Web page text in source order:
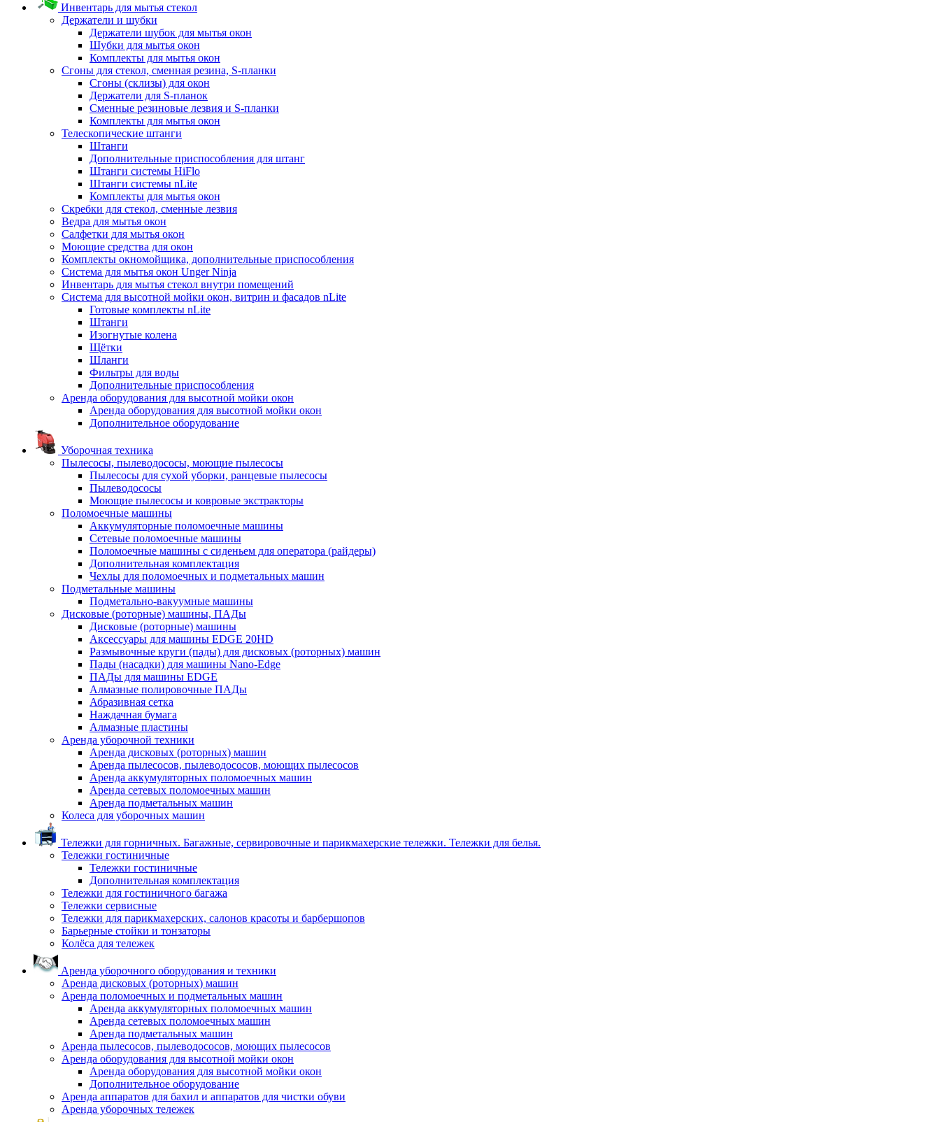
Инвентарь для мытья стекол
Держатели и шубки
Держатели шубок для мытья окон
Шубки для мытья окон
Комплекты для мытья окон
Сгоны для стекол, сменная резина, S-планки
Сгоны (склизы) для окон
Держатели для S-планок
Сменные резиновые лезвия и S-планки
Комплекты для мытья окон
Телескопические штанги
Штанги
Дополнительные приспособления для штанг
Штанги системы HiFlo
Штанги системы nLite
Комплекты для мытья окон
Скребки для стекол, сменные лезвия
Ведра для мытья окон
Салфетки для мытья окон
Моющие средства для окон
Комплекты окномойщика, дополнительные приспособления
Система для мытья окон Unger Ninja
Инвентарь для мытья стекол внутри помещений
Система для высотной мойки окон, витрин и фасадов nLite
Готовые комплекты nLite
Штанги
Изогнутые колена
Щётки
Шланги
Фильтры для воды
Дополнительные приспособления
Аренда оборудования для высотной мойки окон
Аренда оборудования для высотной мойки окон
Дополнительное оборудование
Уборочная техника
Пылесосы, пылеводососы, моющие пылесосы
Пылесосы для сухой уборки, ранцевые пылесосы
Пылеводососы
Моющие пылесосы и ковровые экстракторы
Поломоечные машины
Аккумуляторные поломоечные машины
Сетевые поломоечные машины
Поломоечные машины с сиденьем для оператора (райдеры)
Дополнительная комплектация
Чехлы для поломоечных и подметальных машин
Подметальные машины
Подметально-вакуумные машины
Дисковые (роторные) машины, ПАДы
Дисковые (роторные) машины
Аксессуары для машины EDGE 20HD
Размывочные круги (пады) для дисковых (роторных) машин
Пады (насадки) для машины Nano-Edge
ПАДы для машины EDGE
Алмазные полировочные ПАДы
Абразивная сетка
Наждачная бумага
Алмазные пластины
Аренда уборочной техники
Аренда дисковых (роторных) машин
Аренда пылесосов, пылеводососов, моющих пылесосов
Аренда аккумуляторных поломоечных машин
Аренда сетевых поломоечных машин
Аренда подметальных машин
Колеса для уборочных машин
Тележки для горничных. Багажные, сервировочные и парикмахерские тележки. Тележки для белья.
Тележки гостиничные
Тележки гостиничные
Дополнительная комплектация
Тележки для гостиничного багажа
Тележки сервисные
Тележки для парикмахерских, салонов красоты и барбершопов
Барьерные стойки и тонзаторы
Колёса для тележек
Аренда уборочного оборудования и техники
Аренда дисковых (роторных) машин
Аренда поломоечных и подметальных машин
Аренда аккумуляторных поломоечных машин
Аренда сетевых поломоечных машин
Аренда подметальных машин
Аренда пылесосов, пылеводососов, моющих пылесосов
Аренда оборудования для высотной мойки окон
Аренда оборудования для высотной мойки окон
Дополнительное оборудование
Аренда аппаратов для бахил и аппаратов для чистки обуви
Аренда уборочных тележек